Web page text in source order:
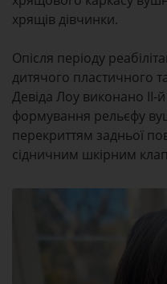
хрящів дівчинки.
Опісля періоду
дитячого пластичного
Девіда Лоу виконано ІІ-
формування рельєфу
перекриттям задньої
сідничним шкірним